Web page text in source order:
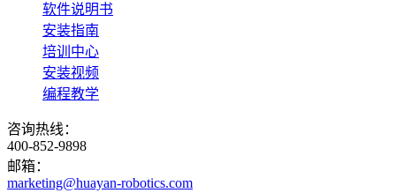
软件说明书
安装指南
培训中心
安装视频
编程教学
咨询热线：
400-852-9898
邮箱：
marketing@huayan-robotics.com